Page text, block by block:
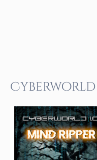
Cyberworld